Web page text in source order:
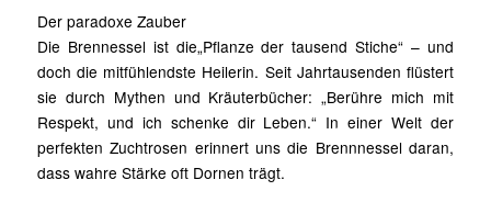
Der paradoxe Zauber
Die Brennessel ist die„Pflanze der tausend Stiche“ – und
doch die mitfühlendste Heilerin. Seit Jahrtausenden flüstert
sie durch Mythen und Kräuterbücher: „Berühre mich mit
Respekt, und ich schenke dir Leben.“ In einer Welt der
perfekten Zuchtrosen erinnert uns die Brennnessel daran,
dass wahre Stärke oft Dornen trägt.